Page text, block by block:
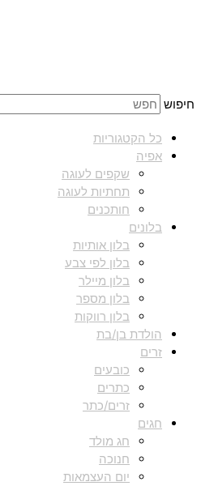
חיפוש
כל הקטגוריות
אפיה
שקפים לעוגה
תחתיות לעוגה
חותכנים
בלונים
בלון אותיות
בלון לפי צבע
בלון מיילר
בלון מספר
בלון רווקות
הולדת בן/בת
זרים
כובעים
כתרים
זרים/כתר
חגים
חג מולד
חנוכה
יום העצמאות